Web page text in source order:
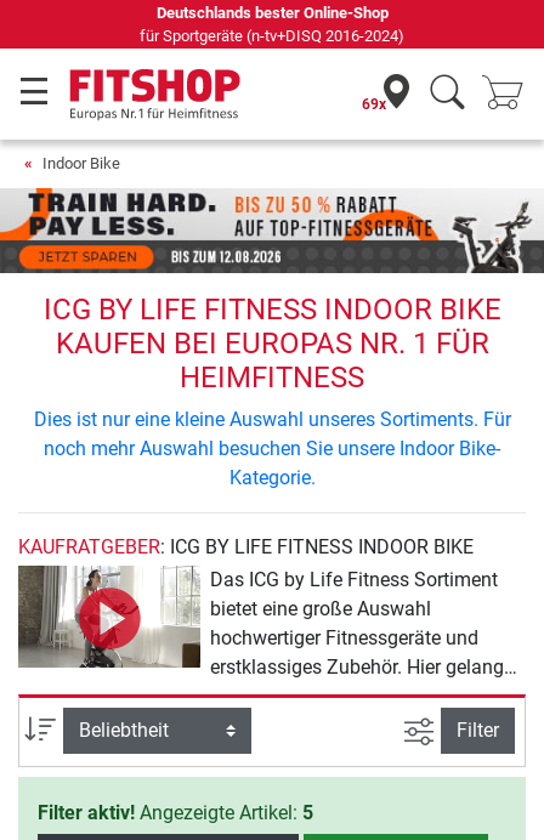
Deutschlands bester Online-Shop
für Sportgeräte (n-tv+DISQ 2016-2024)
69x
Indoor Bike
ICG BY LIFE FITNESS INDOOR BIKE
KAUFEN BEI EUROPAS NR. 1 FÜR
HEIMFITNESS
Dies ist nur eine kleine Auswahl unseres Sortiments. Für
noch mehr Auswahl besuchen Sie unsere Indoor Bike-
Kategorie.
KAUFRATGEBER: ICG BY LIFE FITNESS INDOOR BIKE
Das ICG by Life Fitness Sortiment
bietet eine große Auswahl
hochwertiger Fitnessgeräte und
erstklassiges Zubehör. Hier gelangen
Sie zur Übersicht über das gesamte
ICG by Life Fitness Indoor Bike
Sortiment:
Sortierung Ansicht
Filter
Filter aktiv! Angezeigte Artikel: 5